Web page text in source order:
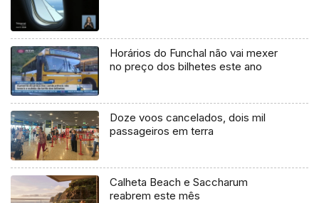
Horários do Funchal não vai mexer
no preço dos bilhetes este ano
Doze voos cancelados, dois mil
passageiros em terra
Calheta Beach e Saccharum
reabrem este mês